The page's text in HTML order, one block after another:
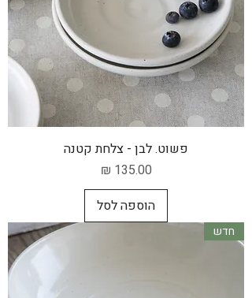
פשוט. לבן - צלחת קטנה
מחיר
הוספה לסל
חדש